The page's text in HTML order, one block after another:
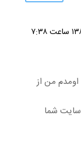
| نوشته شده در تاریخ ۱۶ شهریور ۱۳۸۶ ساعت ۷:۳۸
من از
سایت شما